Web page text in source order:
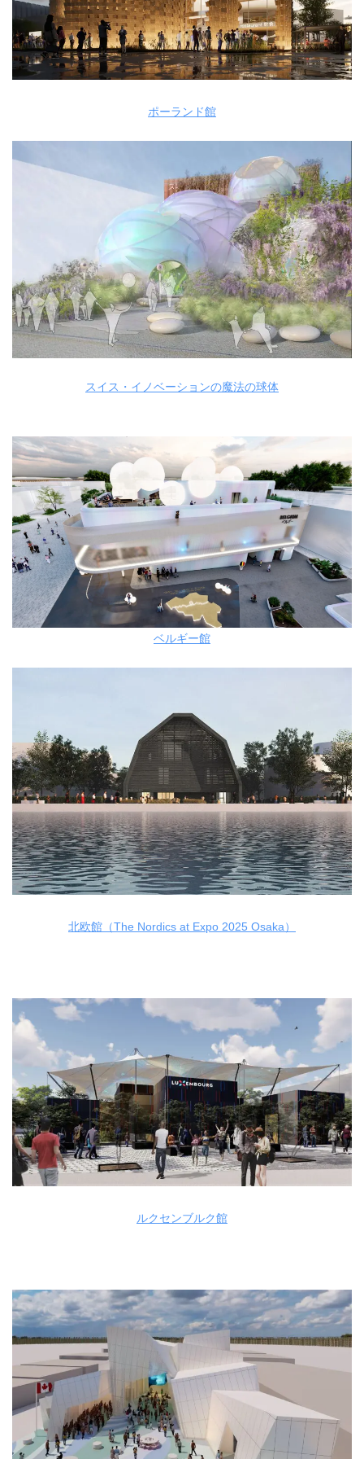
ポーランド館
スイス・イノベーションの魔法の球体
ベルギー館
北欧館（The Nordics at Expo 2025 Osaka）
ルクセンブルク館